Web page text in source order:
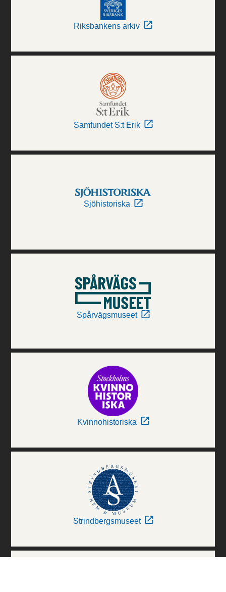
Riksbankens arkiv
Samfundet S:t Erik
Sjöhistoriska
Spårvägsmuseet
Kvinnohistoriska
Strindbergsmuseet